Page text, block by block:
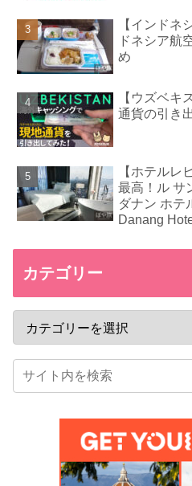
【インドネ
ドネシア航
め
【ウズベキ
通貨の引き
【ホテルレ
最高！ル サ
ダナン ホテ
Danang
カテゴリー